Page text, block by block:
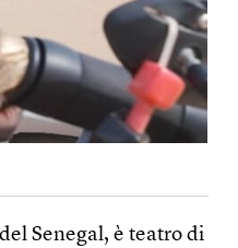
Senegal, è teatro di